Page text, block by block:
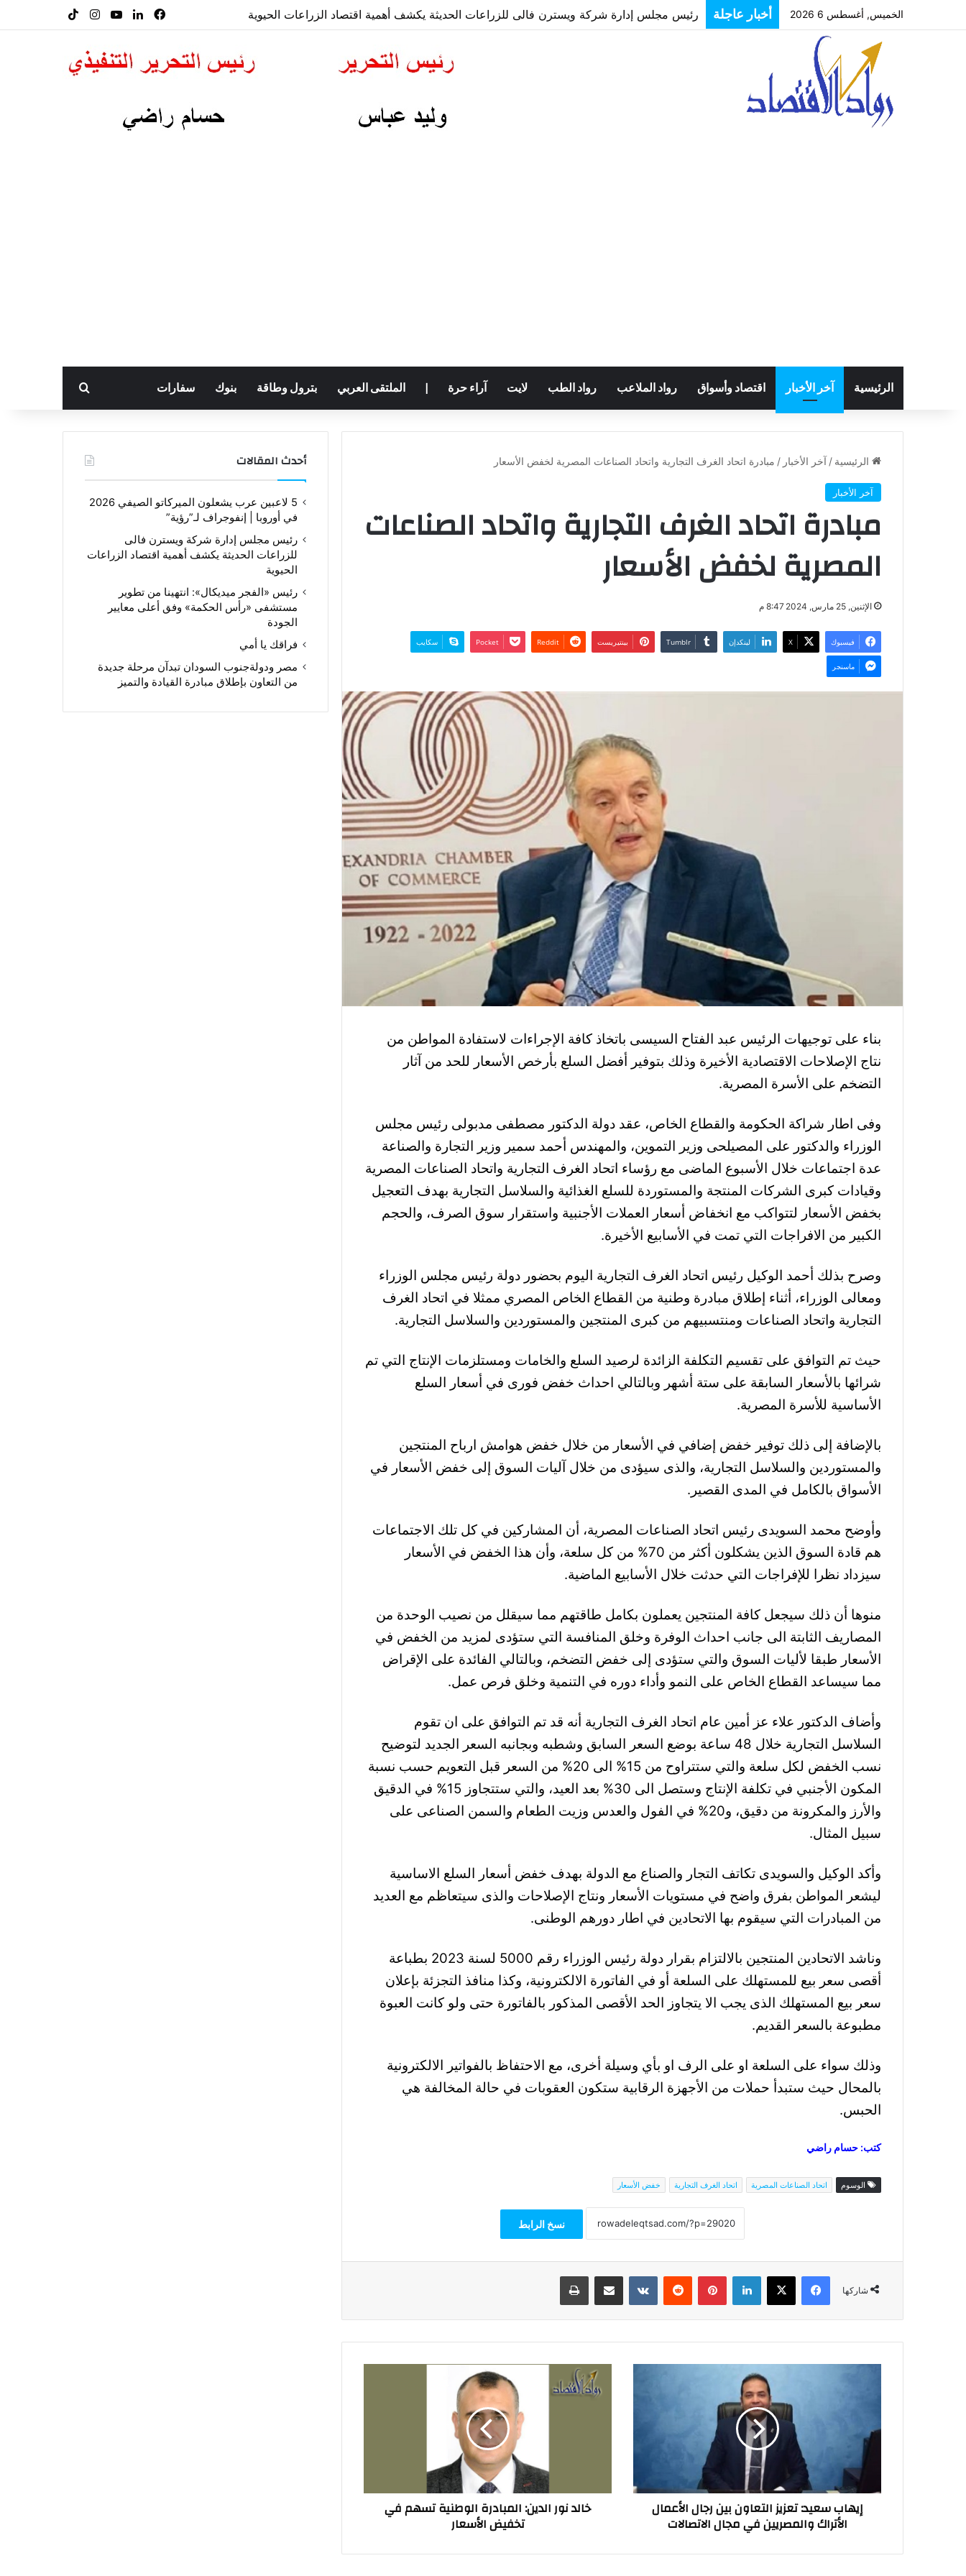
الخميس, أغسطس 6 2026 أخبار عاجلة فيسبوكلينكدإن‫YouTube
انستقرام
الرئيسية آخر الأخبار اقتصاد وأسواق رواد الملاعب رواد الطب لايت آراء حرة الملتقى العربي بترول وطاقة بنوك سفارات بحث عن
الرئيسية / آخر الأخبار / مبادرة اتحاد الغرف التجارية واتحاد الصناعات المصرية لخفض الأسعار
آخر الأخبار
مبادرة اتحاد الغرف التجارية واتحاد الصناعات
المصرية لخفض الأسعار
الإثنين, 25 مارس, 2024 8:47 م
فيسبوك ‫X لينكدإن بينتيريست ‫Pocket سكايب
ماسنجر
بناء على توجيهات الرئيس عبد الفتاح السيسى باتخاذ كافة الإجراءات لاستفادة المواطن من
نتاج الإصلاحات الاقتصادية الأخيرة وذلك بتوفير أفضل السلع بأرخص الأسعار للحد من آثار
التضخم على الأسرة المصرية.
وفى اطار شراكة الحكومة والقطاع الخاص، عقد دولة الدكتور مصطفى مدبولى رئيس مجلس
الوزراء والدكتور على المصيلحى وزير التموين، والمهندس أحمد سمير وزير التجارة والصناعة
عدة اجتماعات خلال الأسبوع الماضى مع رؤساء اتحاد الغرف التجارية واتحاد الصناعات المصرية
وقيادات كبرى الشركات المنتجة والمستوردة للسلع الغذائية والسلاسل التجارية بهدف التعجيل
بخفض الأسعار لتتواكب مع انخفاض أسعار العملات الأجنبية واستقرار سوق الصرف، والحجم
الكبير من الافراجات التي تمت في الأسابيع الأخيرة.
وصرح بذلك أحمد الوكيل رئيس اتحاد الغرف التجارية اليوم بحضور دولة رئيس مجلس الوزراء
ومعالى الوزراء، أثناء إطلاق مبادرة وطنية من القطاع الخاص المصري ممثلا في اتحاد الغرف
التجارية واتحاد الصناعات ومنتسبيهم من كبرى المنتجين والمستوردين والسلاسل التجارية.
حيث تم التوافق على تقسيم التكلفة الزائدة لرصيد السلع والخامات ومستلزمات الإنتاج التي تم
شرائها بالأسعار السابقة على ستة أشهر وبالتالي احداث خفض فورى في أسعار السلع
الأساسية للأسرة المصرية.
بالإضافة إلى ذلك توفير خفض إضافي في الأسعار من خلال خفض هوامش ارباح المنتجين
والمستوردين والسلاسل التجارية، والذى سيؤدى من خلال آليات السوق إلى خفض الأسعار في
الأسواق بالكامل في المدى القصير.
وأوضح محمد السويدى رئيس اتحاد الصناعات المصرية، أن المشاركين في كل تلك الاجتماعات
هم قادة السوق الذين يشكلون أكثر من 70% من كل سلعة، وأن هذا الخفض في الأسعار
سيزداد نظرا للإفراجات التي حدثت خلال الأسابيع الماضية.
منوها أن ذلك سيجعل كافة المنتجين يعملون بكامل طاقتهم مما سيقلل من نصيب الوحدة من
المصاريف الثابتة الى جانب احداث الوفرة وخلق المنافسة التي ستؤدى لمزيد من الخفض في
الأسعار طبقا لأليات السوق والتي ستؤدى إلى خفض التضخم، وبالتالي الفائدة على الإقراض
مما سيساعد القطاع الخاص على النمو وأداء دوره في التنمية وخلق فرص عمل.
وأضاف الدكتور علاء عز أمين عام اتحاد الغرف التجارية أنه قد تم التوافق على ان تقوم
السلاسل التجارية خلال 48 ساعة بوضع السعر السابق وشطبه وبجانبه السعر الجديد لتوضيح
نسب الخفض لكل سلعة والتي ستتراوح من 15% الى 20% من السعر قبل التعويم حسب نسبة
المكون الأجنبي في تكلفة الإنتاج وستصل الى 30% بعد العيد، والتي ستتجاوز 15% في الدقيق
والأرز والمكرونة من دقيق، و20% في الفول والعدس وزيت الطعام والسمن الصناعى على
سبيل المثال.
وأكد الوكيل والسويدى تكاتف التجار والصناع مع الدولة بهدف خفض أسعار السلع الاساسية
ليشعر المواطن بفرق واضح في مستويات الأسعار ونتاج الإصلاحات والذى سيتعاظم مع العديد
من المبادرات التي سيقوم بها الاتحادين في اطار دورهم الوطنى.
وناشد الاتحادين المنتجين بالالتزام بقرار دولة رئيس الوزراء رقم 5000 لسنة 2023 بطباعة
أقصى سعر بيع للمستهلك على السلعة أو في الفاتورة الالكترونية، وكذا منافذ التجزئة بإعلان
سعر بيع المستهلك الذى يجب الا يتجاوز الحد الأقصى المذكور بالفاتورة حتى ولو كانت العبوة
مطبوعة بالسعر القديم.
وذلك سواء على السلعة او على الرف او بأي وسيلة أخرى، مع الاحتفاظ بالفواتير الالكترونية
بالمحال حيث ستبدأ حملات من الأجهزة الرقابية ستكون العقوبات في حالة المخالفة هي
الحبس.
كتب: حسام راضي
الوسوم اتحاد الصناعات المصرية اتحاد الغرف التجارية خفض الأسعار
نسخ الرابط
شاركها
فيسبوك‫X لينكدإن بينتيريست مشاركة عبر البريد طباعة
بين
رجال
الأعمال
الأتراك
والمصريين
إيهاب سعيد: تعزيز التعاون بين رجال الأعمال
الأتراك والمصريين في مجال الاتصالات
خالد
نور
الأسعار
خالد نور الدين: المبادرة الوطنية تسهم في
تخفيض الأسعار
أحدث المقالات
5 لاعبين عرب يشعلون الميركاتو الصيفي 2026
في أوروبا | إنفوجراف لـ”رؤية”
رئيس مجلس إدارة شركة ويسترن فالى
للزراعات الحديثة يكشف أهمية اقتصاد الزراعات
الحيوية
رئيس «الفجر ميديكال»: انتهينا من تطوير
مستشفى «رأس الحكمة» وفق أعلى معايير
الجودة
فراقك يا أمي
مصر ودولةجنوب السودان تبدآن مرحلة جديدة
من التعاون بإطلاق مبادرة القيادة والتميز